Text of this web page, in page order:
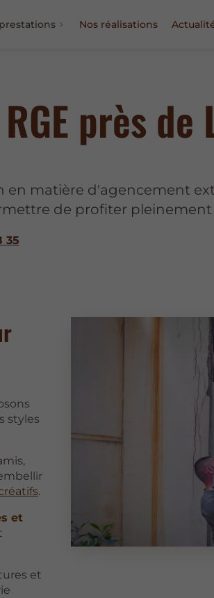
Nos réalisations
près de
en matière d'agencement
de profiter
35
styles
.
et
et